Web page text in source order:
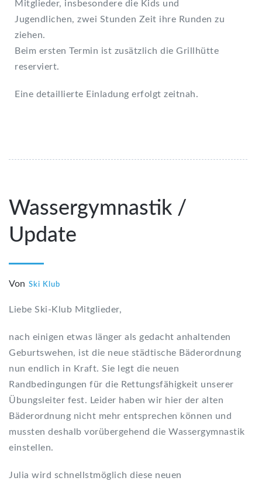
Mitglieder, insbesondere die Kids und
Jugendlichen, zwei Stunden Zeit ihre Runden zu
ziehen.
Beim ersten Termin ist zusätzlich die Grillhütte
reserviert.
Eine detaillierte Einladung erfolgt zeitnah.
Wassergymnastik /
Update
Von Ski Klub
Liebe Ski-Klub Mitglieder,
nach einigen etwas länger als gedacht anhaltenden
Geburtswehen, ist die neue städtische Bäderordnung
nun endlich in Kraft. Sie legt die neuen
Randbedingungen für die Rettungsfähigkeit unserer
Übungsleiter fest. Leider haben wir hier der alten
Bäderordnung nicht mehr entsprechen können und
mussten deshalb vorübergehend die Wassergymnastik
einstellen.
Julia wird schnellstmöglich diese neuen